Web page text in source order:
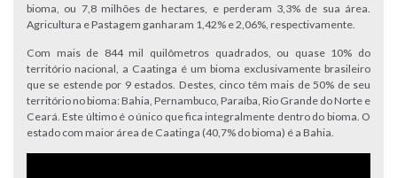
bioma, ou 7,8 milhões de hectares, e perderam 3,3% de sua área.
Agricultura e Pastagem ganharam 1,42% e 2,06%, respectivamente.
Com mais de 844 mil quilômetros quadrados, ou quase 10% do
território nacional, a Caatinga é um bioma exclusivamente brasileiro
que se estende por 9 estados. Destes, cinco têm mais de 50% de seu
território no bioma: Bahia, Pernambuco, Paraíba, Rio Grande do Norte e
Ceará. Este último é o único que fica integralmente dentro do bioma. O
estado com maior área de Caatinga (40,7% do bioma) é a Bahia.